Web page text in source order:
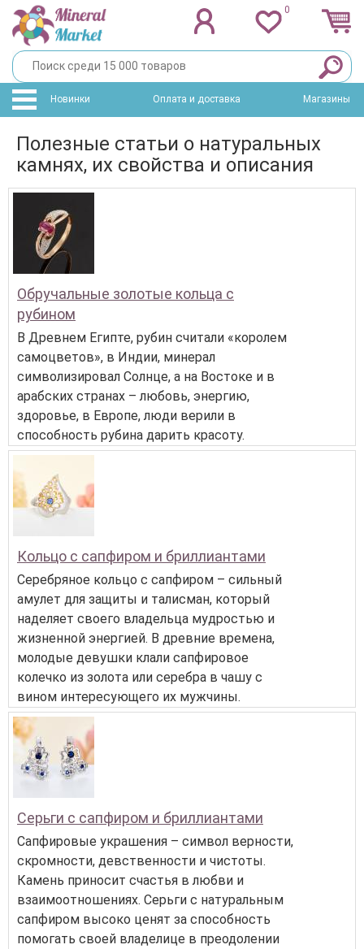
0
Новинки Оплата и доставка Магазины
Полезные статьи о натуральных
камнях, их свойства и описания
Обручальные золотые кольца с
рубином
В Древнем Египте, рубин считали «королем
самоцветов», в Индии, минерал
символизировал Солнце, а на Востоке и в
арабских странах – любовь, энергию,
здоровье, в Европе, люди верили в
способность рубина дарить красоту.
Кольцо с сапфиром и бриллиантами
Серебряное кольцо с сапфиром – сильный
амулет для защиты и талисман, который
наделяет своего владельца мудростью и
жизненной энергией. В древние времена,
молодые девушки клали сапфировое
колечко из золота или серебра в чашу с
вином интересующего их мужчины.
Серьги с сапфиром и бриллиантами
Сапфировые украшения – символ верности,
скромности, девственности и чистоты.
Камень приносит счастья в любви и
взаимоотношениях. Серьги с натуральным
сапфиром высоко ценят за способность
помогать своей владелице в преодолении